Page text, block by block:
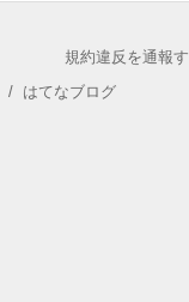
規約違反を通報
/ はてなブログ